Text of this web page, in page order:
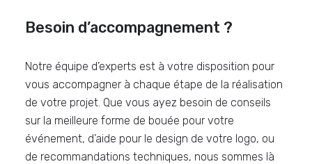
Besoin d’accompagnement ?
Notre équipe d’experts est à votre disposition pour
vous accompagner à chaque étape de la réalisation
de votre projet. Que vous ayez besoin de conseils
sur la meilleure forme de bouée pour votre
événement, d’aide pour le design de votre logo, ou
de recommandations techniques, nous sommes là